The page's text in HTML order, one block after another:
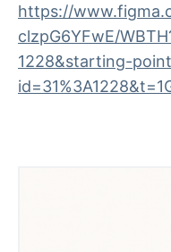
https://
clzpG6YFwE/
1228&starting-